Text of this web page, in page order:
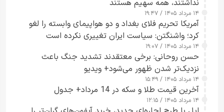
نداشتند، همه سهیم هستند
۱۴ مرداد ۱۴۰۵ / ۱۹:۴۷
آمریکا تحریم فلای بغداد و دو هواپیمای وابسته را لغو
کرد؛ واشنگتن: سیاست ایران تغییری نکرده است
۱۴ مرداد ۱۴۰۵ / ۱۹:۰۷
حسن روحانی: برخی معتقدند تشدید جنگ باعث
نزدیک‌تر شدن ظهور می‌شود+ ویدیو
۱۴ مرداد ۱۴۰۵ / ۱۵:۴۹
آخرین قیمت طلا و سکه در 14 مرداد+ جدول
۱۴ مرداد ۱۴۰۵ / ۱۲:۱۵